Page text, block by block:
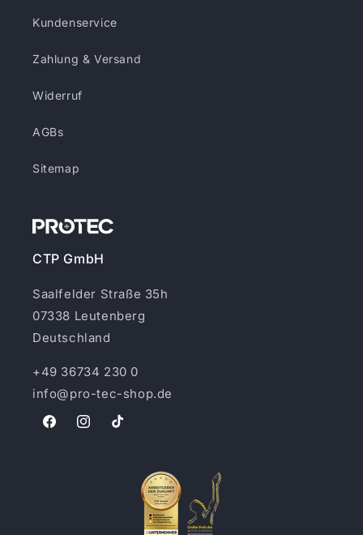
Kundenservice
Zahlung & Versand
Widerruf
AGBs
Sitemap
CTP GmbH
Saalfelder Straße 35h
07338 Leutenberg
Deutschland
+49 36734 230 0
info@pro-tec-shop.de
FacebookInstagramTikTok